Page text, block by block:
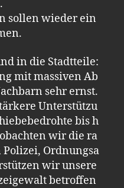
sollen wieder ein
in die Stadtteile:
mit massiven Ab
sehr ernst.
Unterstützu
bis h
wir die ra
Polizei, Ordnungsa
wir unsere
betroffen